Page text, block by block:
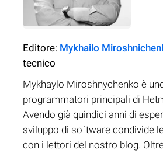
Editore: Mykhailo
tecnico
Mykhaylo Miroshnychenko è
programmatori principali di
Avendo già quindici anni di
sviluppo di software condivide
con i lettori del nostro blog.